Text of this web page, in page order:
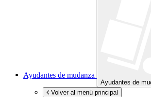
Ayudantes de mudanza
Ayudantes de
Volver al menú principal